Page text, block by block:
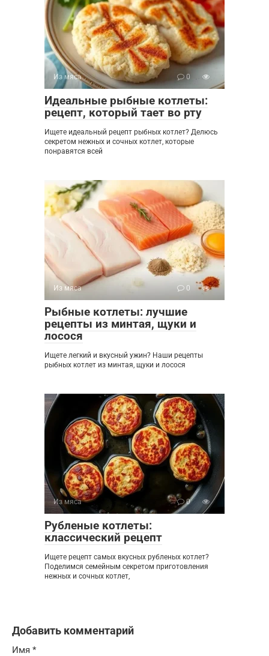
Из мяса 0
Идеальные рыбные котлеты:
рецепт, который тает во рту
Ищете идеальный рецепт рыбных котлет? Делюсь
секретом нежных и сочных котлет, которые
понравятся всей
Из мяса 0
Рыбные котлеты: лучшие
рецепты из минтая, щуки и
лосося
Ищете легкий и вкусный ужин? Наши рецепты
рыбных котлет из минтая, щуки и лосося
Из мяса 0
Рубленые котлеты:
классический рецепт
Ищете рецепт самых вкусных рубленых котлет?
Поделимся семейным секретом приготовления
нежных и сочных котлет,
Добавить комментарий
Имя *